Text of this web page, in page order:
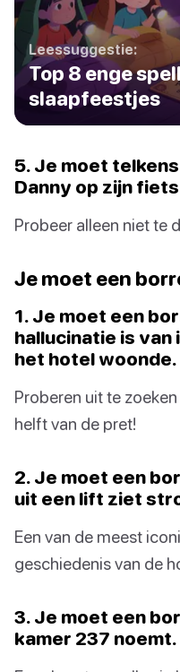
Leessuggestie:
Top 8 enge
slaapfeestjes
5. Je moet
Danny op zijn
Probeer alleen niet te
Je moet een
1. Je moet een
hallucinatie is van
het hotel woonde.
Proberen uit te
helft van de pret!
2. Je moet een
uit een lift ziet
Een van de meest
geschiedenis van de
3. Je moet een
kamer 237 noemt.